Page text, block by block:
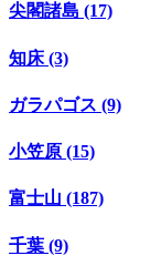
尖閣諸島 (17)
知床 (3)
ガラパゴス (9)
小笠原 (15)
富士山 (187)
千葉 (9)